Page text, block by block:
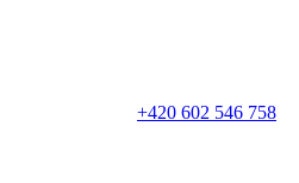
+420 602 546 758